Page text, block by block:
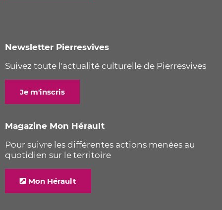
Newsletter Pierresvives
Suivez toute l'actualité culturelle de Pierresvives
Je m'inscris
Magazine Mon Hérault
Pour suivre les différentes actions menées au
quotidien sur le territoire
Mon Hérault